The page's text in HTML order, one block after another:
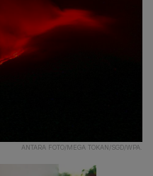
ANTARA FOTO/MEGA TOKAN/SGD/WPA.